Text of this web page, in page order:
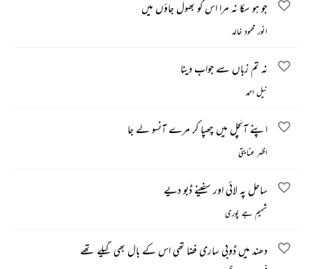
جو ہو سکا نہ مرا اس کو بھول جاؤں میں
انور محمود خالد
نہ تم زباں سے جواب دینا
نیل احمد
اپنے آنچل میں چھپا کر مرے آنسو لے جا
اظہر عنایتی
ساحل پہ لائی اور سفینے ڈبو دیے
شمیم جے پوری
دھند میں ڈوبی ساری فضا تھی اس کے بال بھی گیلے تھے